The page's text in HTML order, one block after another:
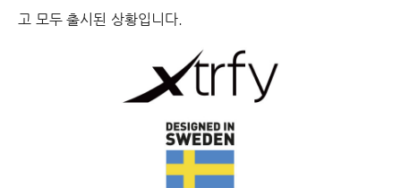
고 모두 출시된 상황입니다.